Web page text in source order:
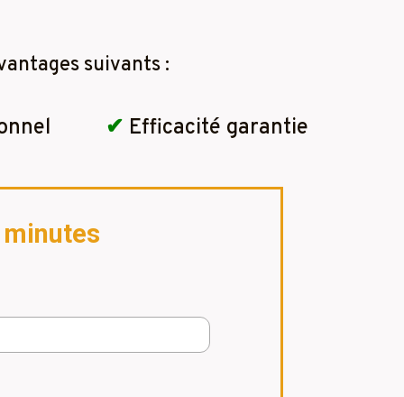
suivants :
✔ Efficacité garantie